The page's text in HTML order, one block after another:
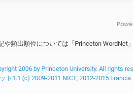
や頻出順位については「Princeton WordNet
2006 by Princeton University. All rights
ト1.1 (c) 2009-2011 NICT, 2012-2015